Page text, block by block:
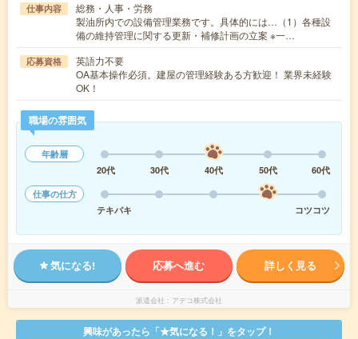
仕事内容
総務・人事・労務
製油所内での設備管理業務です。具体的には…（1）各種設
備の維持管理に関する更新・補修計画の立案 ※一…
応募資格
英語力不要
OA基本操作必須。建屋の管理経験ある方歓迎！ 業界未経験
OK！
職場の雰囲気
年齢層
20代
30代 40代 50代
60代
仕事の仕方
テキパキ
コツコツ
気になる! 応募へ進む 詳しく見る
派遣会社 アデコ株式会社
興味があったら「★気になる！」をタップ！